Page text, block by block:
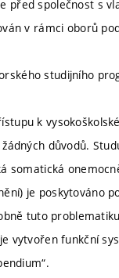
před společnost s
v rámci oborů
studijního
k
důvodů.
somatická
je poskytováno
tuto
vytvořen funkční